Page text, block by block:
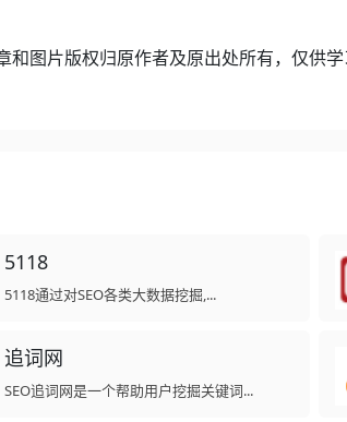
图片版权归原作者及原出处所有，仅供
5118
5118通过对SEO各类大数据挖掘,...
追词网
SEO追词网是一个帮助用户挖掘关键词...